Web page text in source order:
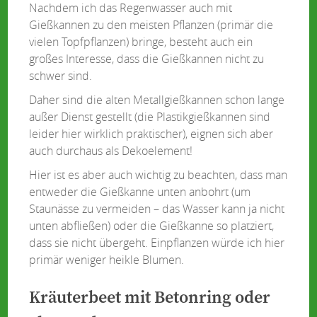
Nachdem ich das Regenwasser auch mit
Gießkannen zu den meisten Pflanzen (primär die
vielen Topfpflanzen) bringe, besteht auch ein
großes Interesse, dass die Gießkannen nicht zu
schwer sind.
Daher sind die alten Metallgießkannen schon lange
außer Dienst gestellt (die Plastikgießkannen sind
leider hier wirklich praktischer), eignen sich aber
auch durchaus als Dekoelement!
Hier ist es aber auch wichtig zu beachten, dass man
entweder die Gießkanne unten anbohrt (um
Staunässe zu vermeiden – das Wasser kann ja nicht
unten abfließen) oder die Gießkanne so platziert,
dass sie nicht übergeht. Einpflanzen würde ich hier
primär weniger heikle Blumen.
Kräuterbeet mit Betonring oder